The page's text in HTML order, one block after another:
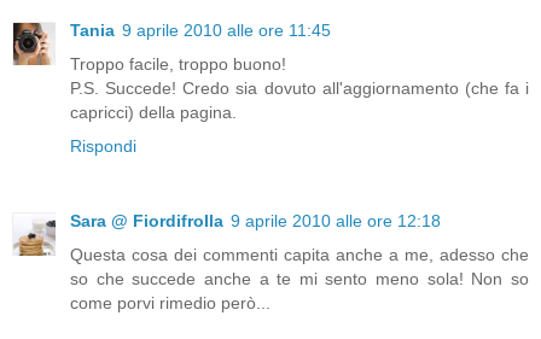
Tania 9 aprile 2010 alle ore 11:45
Troppo facile, troppo buono!
P.S. Succede! Credo sia dovuto all'aggiornamento (che fa i
capricci) della pagina.
Rispondi
Sara @ Fiordifrolla 9 aprile 2010 alle ore 12:18
Questa cosa dei commenti capita anche a me, adesso che
so che succede anche a te mi sento meno sola! Non so
come porvi rimedio però...